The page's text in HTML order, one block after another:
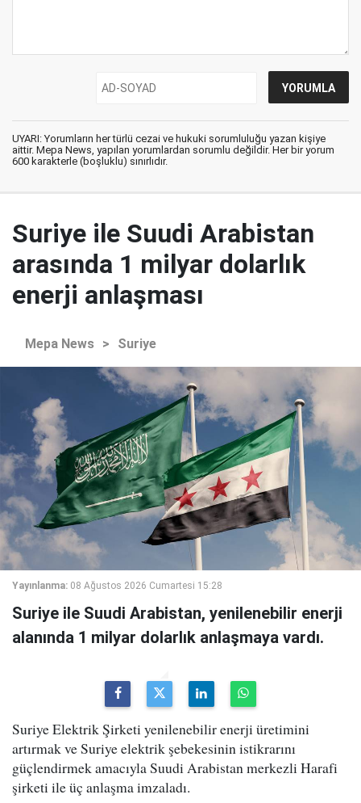
UYARI: Yorumların her türlü cezai ve hukuki sorumluluğu yazan kişiye
aittir. Mepa News, yapılan yorumlardan sorumlu değildir. Her bir yorum
600 karakterle (boşluklu) sınırlıdır.
Suriye ile Suudi Arabistan
arasında 1 milyar dolarlık
enerji anlaşması
Mepa News > Suriye
Yayınlanma: 08 Ağustos 2026 Cumartesi 15:28
Suriye ile Suudi Arabistan, yenilenebilir enerji
alanında 1 milyar dolarlık anlaşmaya vardı.
Suriye Elektrik Şirketi yenilenebilir enerji üretimini
artırmak ve Suriye elektrik şebekesinin istikrarını
güçlendirmek amacıyla Suudi Arabistan merkezli Harafi
şirketi ile üç anlaşma imzaladı.